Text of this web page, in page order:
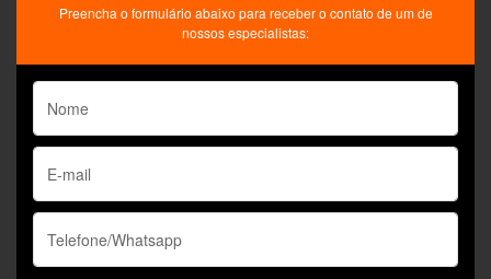
Preencha o formulário abaixo para receber o contato de um de
nossos especialistas: